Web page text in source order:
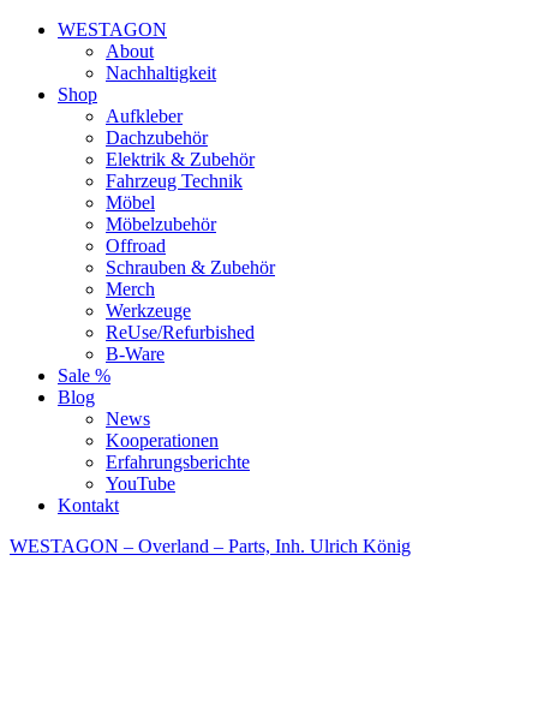
WESTAGON
About
Nachhaltigkeit
Shop
Aufkleber
Dachzubehör
Elektrik & Zubehör
Fahrzeug Technik
Möbel
Möbelzubehör
Offroad
Schrauben & Zubehör
Merch
Werkzeuge
ReUse/Refurbished
B-Ware
Sale %
Blog
News
Kooperationen
Erfahrungsberichte
YouTube
Kontakt
WESTAGON – Overland – Parts, Inh. Ulrich König